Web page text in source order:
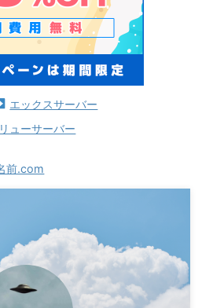
エックスサーバー
ューサーバー
前.com